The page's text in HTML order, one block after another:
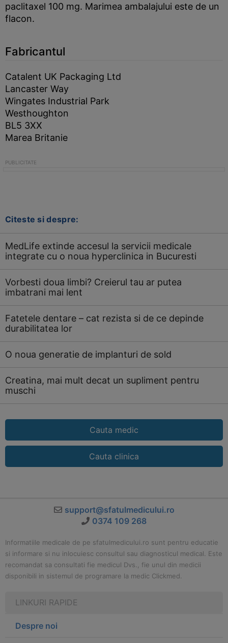
paclitaxel 100 mg. Marimea ambalajului este de un
flacon.
Fabricantul
Catalent UK Packaging Ltd
Lancaster Way
Wingates Industrial Park
Westhoughton
BL5 3XX
Marea Britanie
Citeste si despre:
MedLife extinde accesul la servicii medicale
integrate cu o noua hyperclinica in Bucuresti
Vorbesti doua limbi? Creierul tau ar putea
imbatrani mai lent
Fatetele dentare – cat rezista si de ce depinde
durabilitatea lor
O noua generatie de implanturi de sold
Creatina, mai mult decat un supliment pentru
muschi
Cauta medic
Cauta clinica
support@sfatulmedicului.ro
0374 109 268
Informatiile medicale de pe sfatulmedicului.ro sunt pentru educatie
si informare si nu inlocuiesc consultul sau diagnosticul medical. Este
recomandat sa consultati fie medicul Dvs., fie unul din medicii
disponibili in sistemul de programare la medic Clickmed.
LINKURI RAPIDE
Despre noi